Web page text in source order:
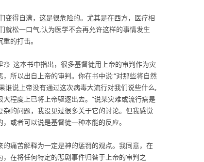
变得自满，这是很危险的。尤其是在西方，医疗相
就松一口气,认为医学不会再允许这样的事情发生
的打击。
》这本书中指出，很多基督徒用上帝的审判作为灾
所以出自上帝的审判。你在书中说:“对那些将自然
谁说上帝没有通过这次病毒大流行对我们说些什么,
程度上已将上帝驱逐出去。”说某灾难或流行病是
的问题，我没见过很多关于它的讨论。但我感觉
或者可以说是基督徒一种本能的反应。
痛苦解释为一定是神的惩罚的观点。我同意，在
在将任何特定的悲剧事件归咎于上帝的审判之